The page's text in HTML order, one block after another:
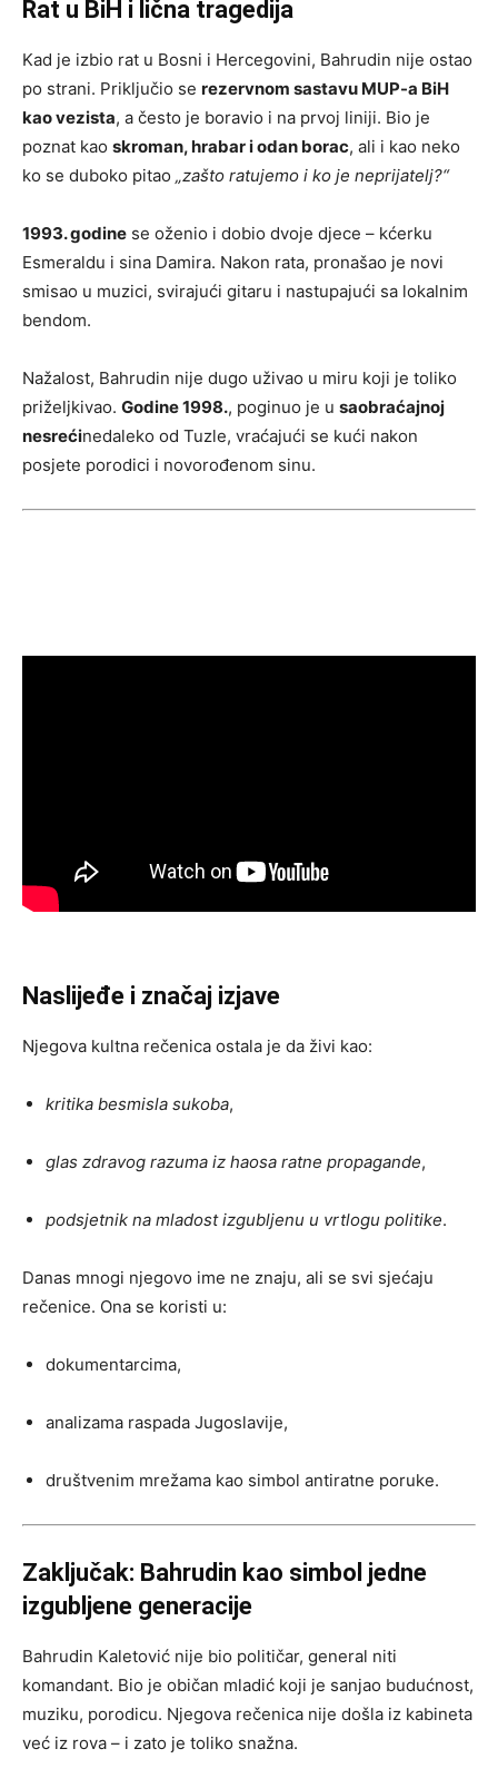
Rat u BiH i lična tragedija
Kad je izbio rat u Bosni i Hercegovini, Bahrudin nije ostao
po strani. Priključio se rezervnom sastavu MUP-a BiH
kao vezista, a često je boravio i na prvoj liniji. Bio je
poznat kao skroman, hrabar i odan borac, ali i kao neko
ko se duboko pitao „zašto ratujemo i ko je neprijatelj?“
1993. godine se oženio i dobio dvoje djece – kćerku
Esmeraldu i sina Damira. Nakon rata, pronašao je novi
smisao u muzici, svirajući gitaru i nastupajući sa lokalnim
bendom.
Nažalost, Bahrudin nije dugo uživao u miru koji je toliko
priželjkivao. Godine 1998., poginuo je u saobraćajnoj
nesrećinedaleko od Tuzle, vraćajući se kući nakon
posjete porodici i novorođenom sinu.
Naslijeđe i značaj izjave
Njegova kultna rečenica ostala je da živi kao:
kritika besmisla sukoba,
glas zdravog razuma iz haosa ratne propagande,
podsjetnik na mladost izgubljenu u vrtlogu politike.
Danas mnogi njegovo ime ne znaju, ali se svi sjećaju
rečenice. Ona se koristi u:
dokumentarcima,
analizama raspada Jugoslavije,
društvenim mrežama kao simbol antiratne poruke.
Zaključak: Bahrudin kao simbol jedne
izgubljene generacije
Bahrudin Kaletović nije bio političar, general niti
komandant. Bio je običan mladić koji je sanjao budućnost,
muziku, porodicu. Njegova rečenica nije došla iz kabineta
već iz rova – i zato je toliko snažna.